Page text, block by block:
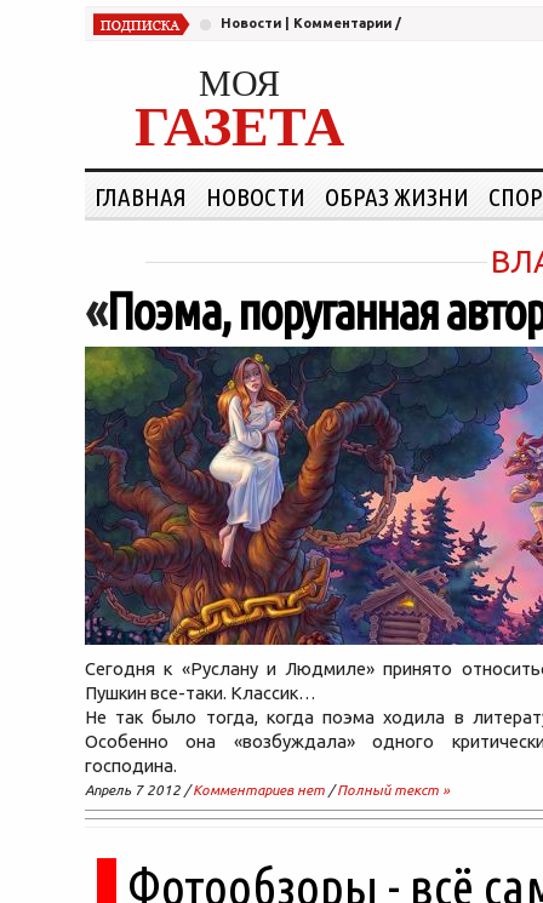
Новости Комментарии /
МОЯ
ГАЗЕТА
ГЛАВНАЯ НОВОСТИ ОБРАЗ ЖИЗНИ
«Поэма, поруганная
Сегодня к «Руслану и Людмиле» принято
Пушкин все-таки. Классик…
Не так было тогда, когда поэма ходила в
Особенно она «возбуждала» одного
господина.
Апрель 7 2012 /Комментариев нет /Полный текст »
Фотообзоры - всё